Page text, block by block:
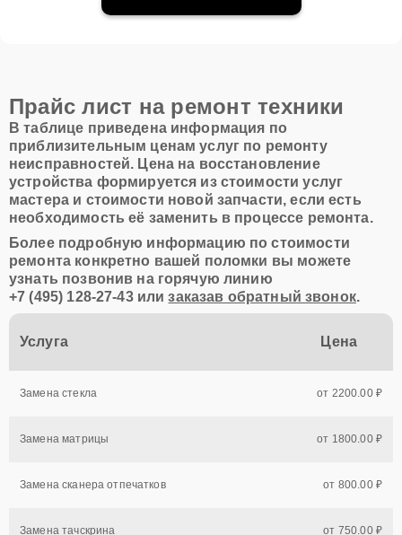
Прайс лист на ремонт техники
В таблице приведена информация по
приблизительным ценам услуг по ремонту
неисправностей. Цена на восстановление
устройства формируется из стоимости услуг
мастера и стоимости новой запчасти, если есть
необходимость её заменить в процессе ремонта.
Более подробную информацию по стоимости
ремонта конкретно вашей поломки вы можете
узнать позвонив на горячую линию
+7 (495) 128-27-43илизаказав обратный звонок.
Услуга Цена
Замена стекла от 2200.00 ₽
Замена матрицы от 1800.00 ₽
Замена сканера отпечатков от 800.00 ₽
Замена тачскрина от 750.00 ₽